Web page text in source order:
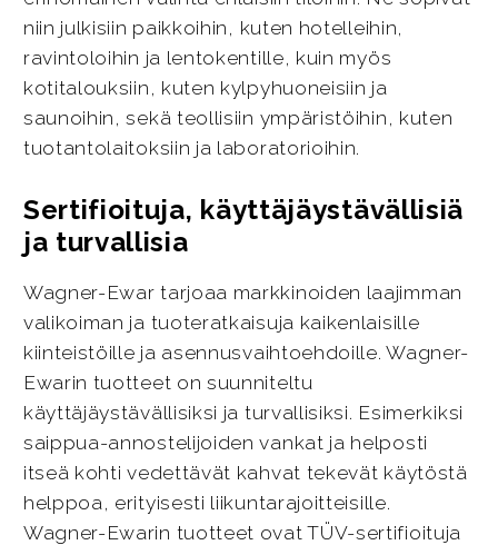
niin julkisiin paikkoihin, kuten hotelleihin,
ravintoloihin ja lentokentille, kuin myös
kotitalouksiin, kuten kylpyhuoneisiin ja
saunoihin, sekä teollisiin ympäristöihin, kuten
tuotantolaitoksiin ja laboratorioihin.
Sertifioituja, käyttäjäystävällisiä
ja turvallisia
Wagner-Ewar tarjoaa markkinoiden laajimman
valikoiman ja tuoteratkaisuja kaikenlaisille
kiinteistöille ja asennusvaihtoehdoille. Wagner-
Ewarin tuotteet on suunniteltu
käyttäjäystävällisiksi ja turvallisiksi. Esimerkiksi
saippua-annostelijoiden vankat ja helposti
itseä kohti vedettävät kahvat tekevät käytöstä
helppoa, erityisesti liikuntarajoitteisille.
Wagner-Ewarin tuotteet ovat TÜV-sertifioituja